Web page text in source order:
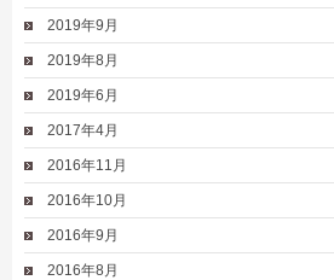
2019年9月
2019年8月
2019年6月
2017年4月
2016年11月
2016年10月
2016年9月
2016年8月